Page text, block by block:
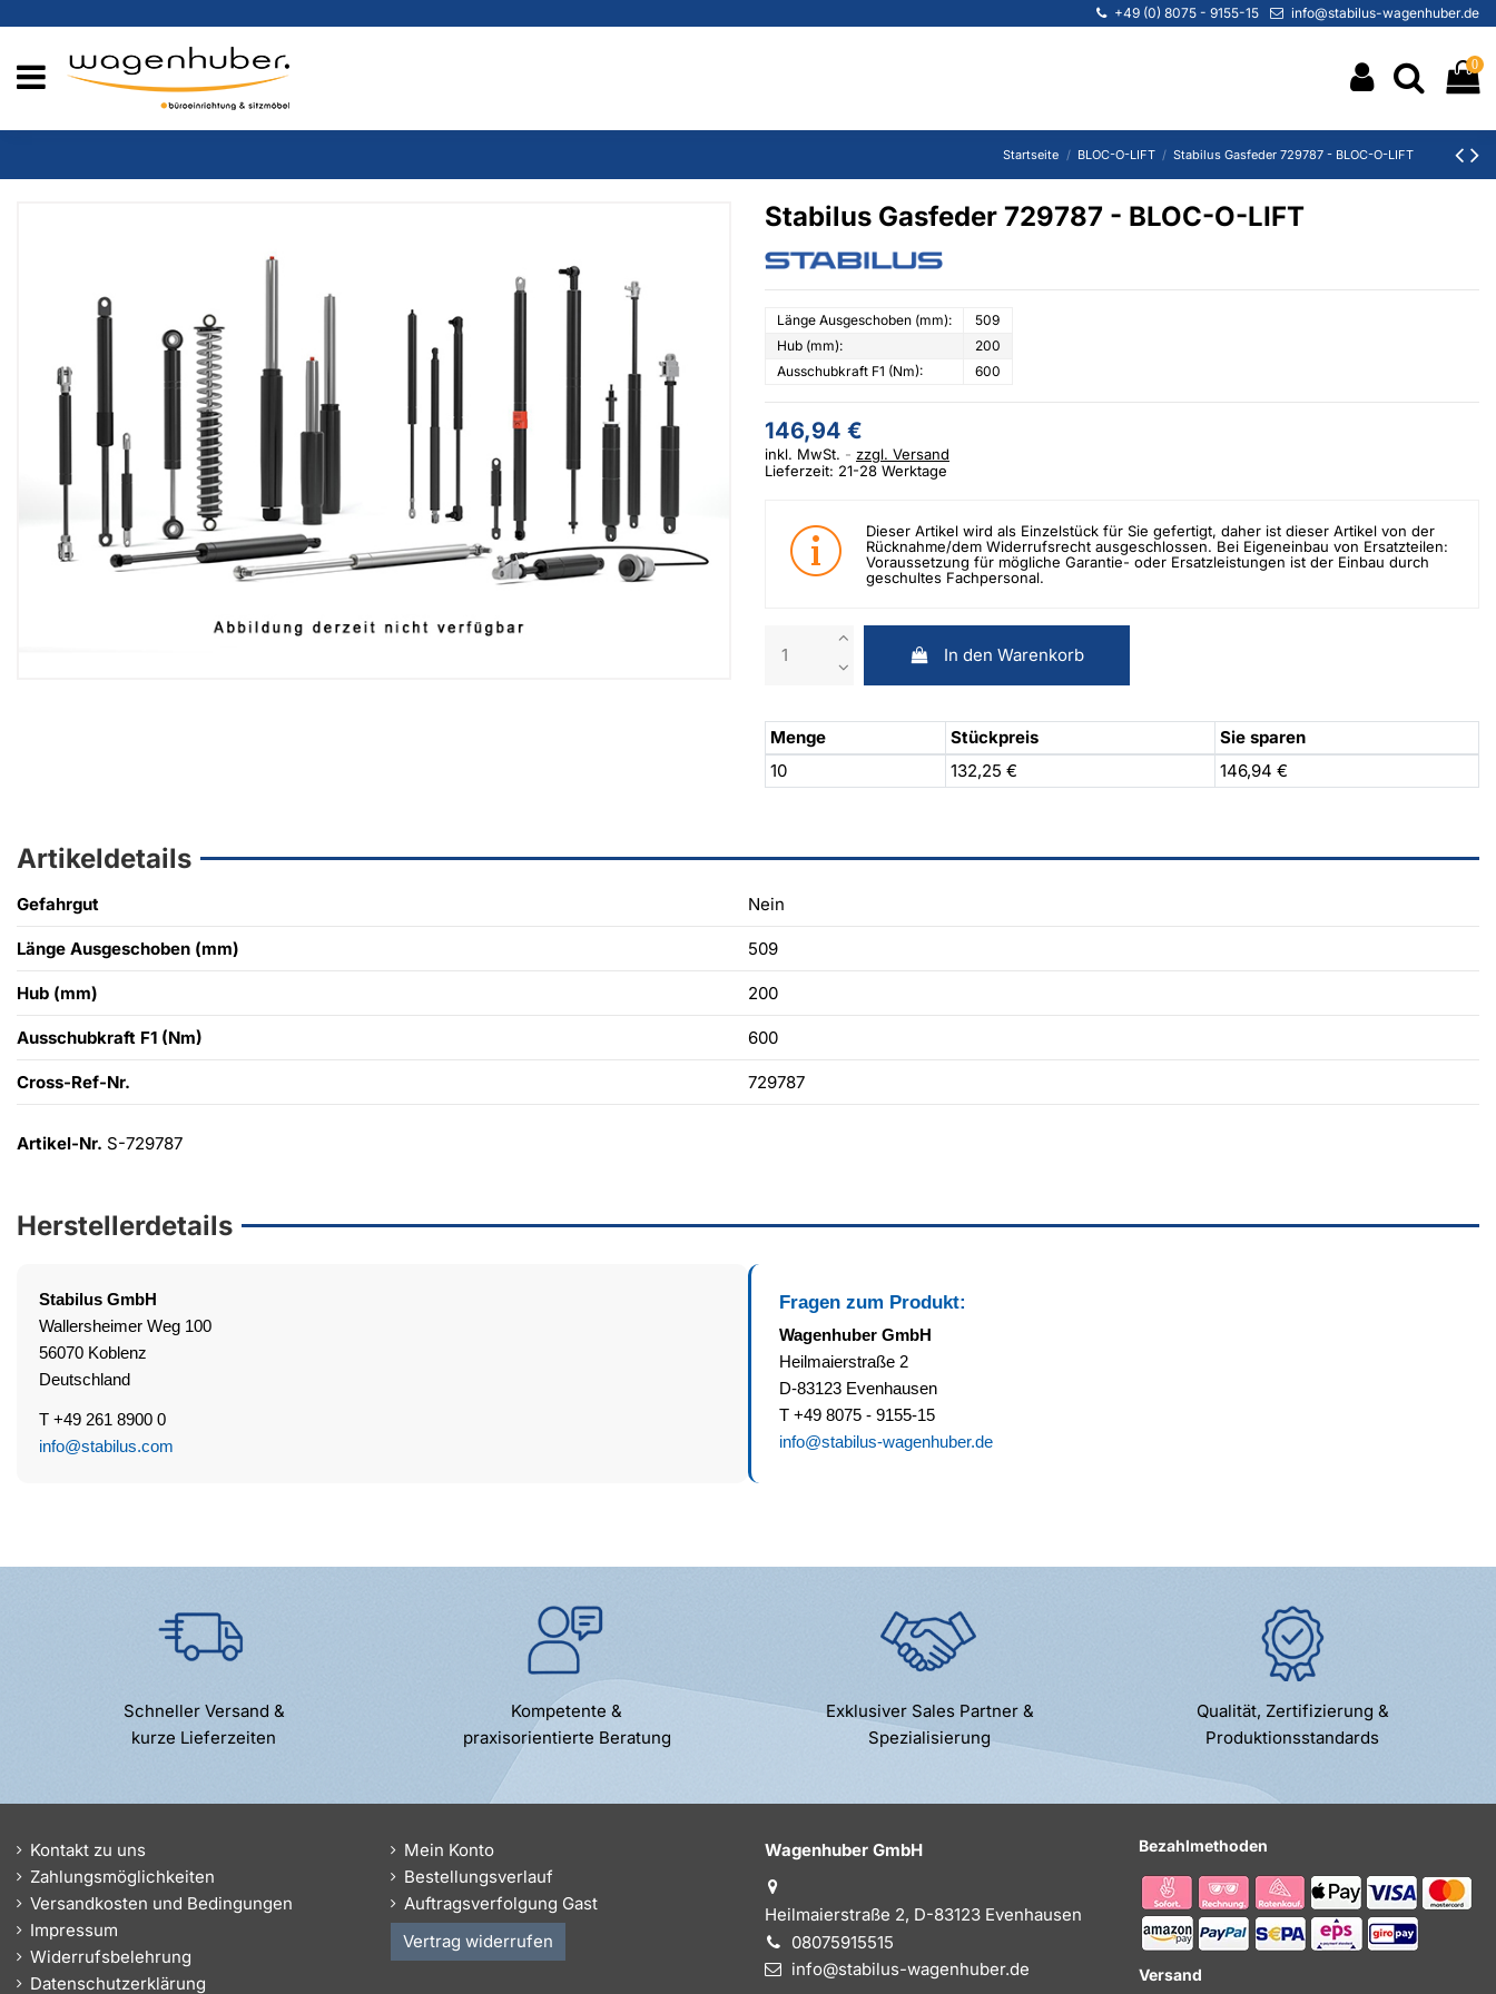
+49 (0) 8075 - 9155-15 info@stabilus-wagenhuber.de
0
Startseite BLOC-O-LIFT Stabilus Gasfeder 729787 - BLOC-O-LIFT
Stabilus Gasfeder 729787 - BLOC-O-LIFT
Länge Ausgeschoben (mm):
509
Hub (mm):
200
Ausschubkraft F1 (Nm):
600
146,94 €
inkl. MwSt.
zzgl. Versand
Lieferzeit: 21-28 Werktage
Dieser Artikel wird als Einzelstück für Sie gefertigt, daher ist dieser Artikel von der
Rücknahme/dem Widerrufsrecht ausgeschlossen. Bei Eigeneinbau von Ersatzteilen:
Voraussetzung für mögliche Garantie- oder Ersatzleistungen ist der Einbau durch
geschultes Fachpersonal.
In den Warenkorb
Menge Stückpreis
Sie sparen
10
132,25 € 146,94 €
Artikeldetails
Gefahrgut Nein
Länge Ausgeschoben (mm) 509
Hub (mm) 200
Ausschubkraft F1 (Nm) 600
Cross-Ref-Nr. 729787
Artikel-Nr. S-729787
Herstellerdetails
Stabilus GmbH
Wallersheimer Weg 100
56070 Koblenz
Deutschland
T +49 261 8900 0
info@stabilus.com
Fragen zum Produkt:
Wagenhuber GmbH
Heilmaierstraße 2
D-83123 Evenhausen
T +49 8075 - 9155-15
info@stabilus-wagenhuber.de
Schneller Versand &
kurze Lieferzeiten
Kompetente &
praxisorientierte Beratung
Exklusiver Sales Partner &
Spezialisierung
Qualität, Zertifizierung &
Produktionsstandards
Kontakt zu uns
Zahlungsmöglichkeiten
Versandkosten und Bedingungen
Impressum
Widerrufsbelehrung
Datenschutzerklärung
Mein Konto
Bestellungsverlauf
Auftragsverfolgung Gast
Vertrag widerrufen
Wagenhuber GmbH
Heilmaierstraße 2, D-83123 Evenhausen
08075915515
info@stabilus-wagenhuber.de
Bezahlmethoden
Versand